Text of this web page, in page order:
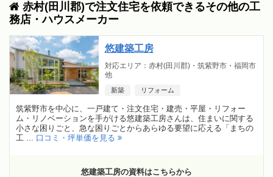
赤村(田川郡)で注文住宅を依頼できるその他の工
務店・ハウスメーカー
悠建築工房
対応エリア：赤村(田川郡)・筑紫野市・福岡市
他
新築 リフォーム
筑紫野市を中心に、一戸建て・注文住宅・建売・平屋・リフォー
ム・リノベーションを手がける悠建築工房さんは、住まいに関する
小さな困りごと、急な困りごとからあらゆる要望に応える「まちの
工 ... 口コミ・坪単価を見る
悠建築工房の資料はこちらから